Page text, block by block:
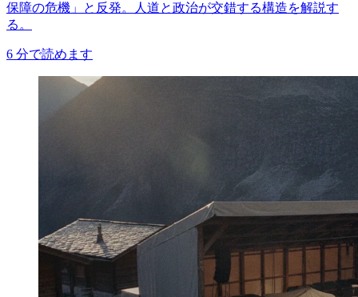
保障の危機」と反発。人道と政治が交錯する構造を解説す
る。
6 分で読めます